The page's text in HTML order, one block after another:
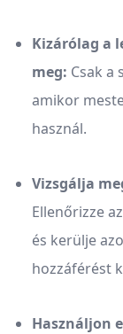
Kizárólag a
meg: Csak a
amikor
használ.
Vizsgálja
Ellenőrizze
és kerülje
hozzáférést
Használjon